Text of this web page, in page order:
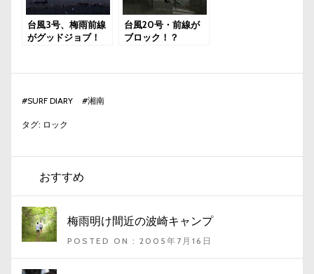
台風3号、梅雨前線
がグッドジョブ！
台風20号・前線が
ブロック！？
#SURF DIARY #湘南
タグ: ロック
おすすめ
梅雨明け間近の波崎キャンプ
POSTED ON : 2005年7月16日